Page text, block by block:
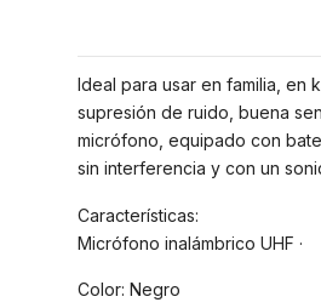
Ideal para usar en familia, en
supresión de ruido, buena
micrófono, equipado con
sin interferencia y con un
Características:
Micrófono inalámbrico UHF ·
Color: Negro